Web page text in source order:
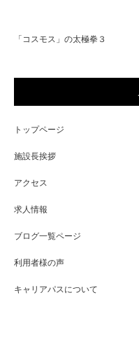
「コスモス」の太極拳３
トップページ
施設長挨拶
アクセス
求人情報
ブログ一覧ページ
利用者様の声
キャリアパスについて